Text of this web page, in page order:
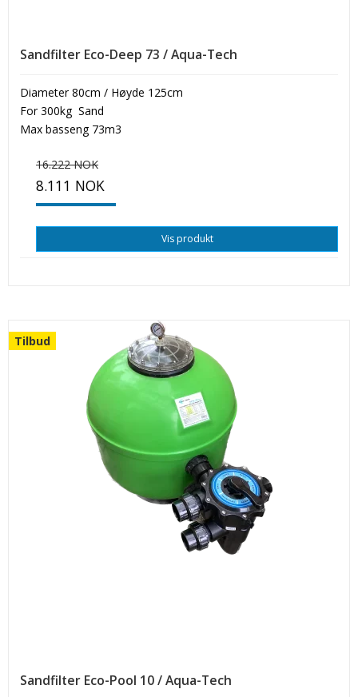
Sandfilter Eco-Deep 73 / Aqua-Tech
Diameter 80cm / Høyde 125cm
For 300kg Sand
Max basseng 73m3
16.222 NOK
8.111 NOK
Vis produkt
Tilbud
Sandfilter Eco-Pool 10 / Aqua-Tech